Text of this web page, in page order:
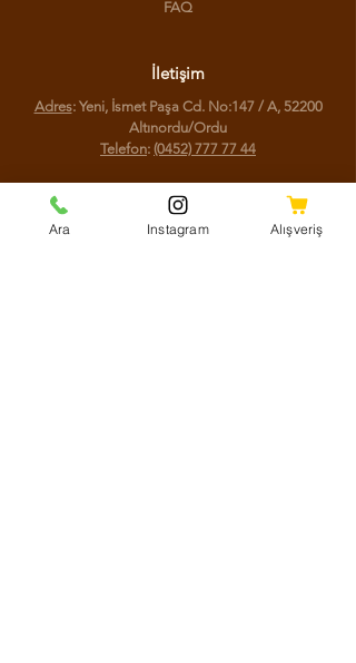
FAQ
İletişim
Adres: Yeni, İsmet Paşa Cd. No:147 / A, 52200
Altınordu/Ordu
Telefon: (0452) 777 77 44
Sosyal Medya
Ara Instagram Alışveriş